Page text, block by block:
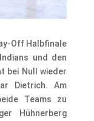
Off Halbfinale
und den
bei Null wieder
Dietrich. Am
Teams zu
Hühnerberg